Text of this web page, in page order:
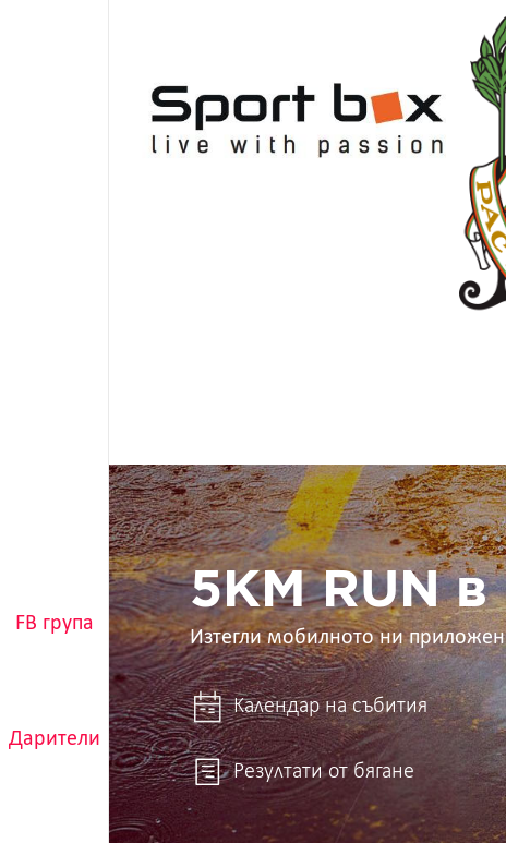
FB група
Дарители
5KM
RUN
в
ръцете
ти
5KM RUN в
Изтегли мобилното ни
Календар на събития
Резултати от бягане